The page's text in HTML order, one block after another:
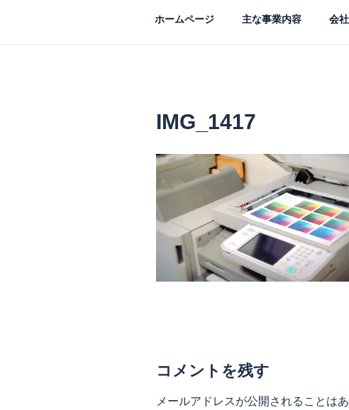
ホームページ 主な事業内容 会
IMG_1417
コメントを残す
メールアドレスが公開されることはあ